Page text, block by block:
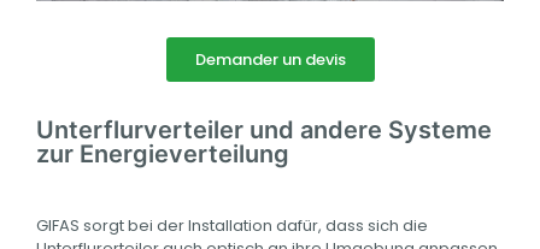
Demander un devis
Unterflurverteiler und andere Systeme
zur Energieverteilung
GIFAS sorgt bei der Installation dafür, dass sich die